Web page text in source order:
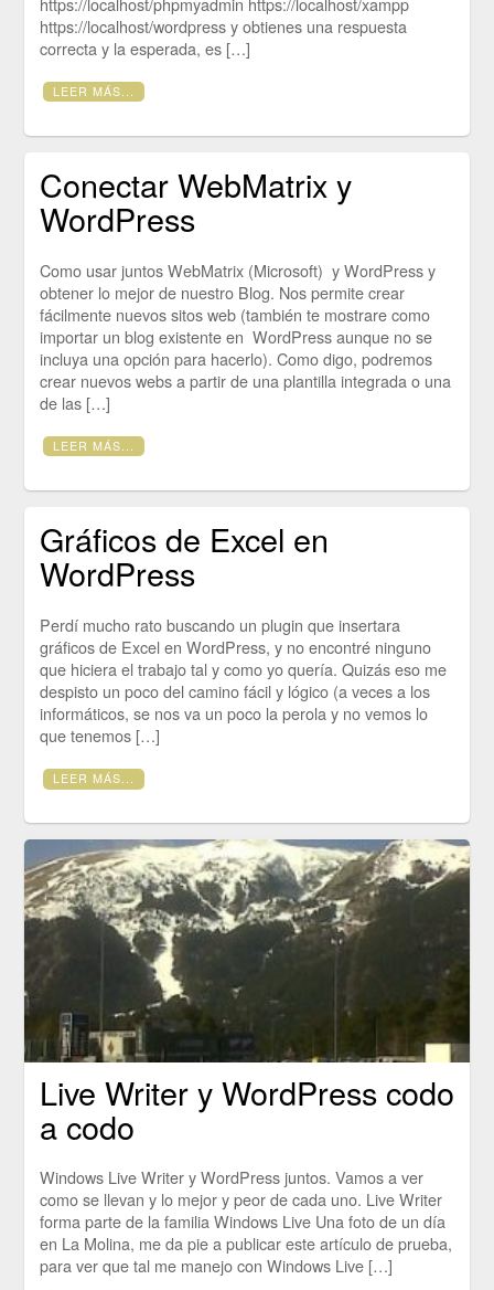
https://localhost/wordpress y obtienes una respuesta
correcta y la esperada, es […]
LEER MÁS...
Conectar WebMatrix y
WordPress
Como usar juntos WebMatrix (Microsoft) y WordPress y
obtener lo mejor de nuestro Blog. Nos permite crear
fácilmente nuevos sitos web (también te mostrare como
importar un blog existente en WordPress aunque no se
incluya una opción para hacerlo). Como digo, podremos
crear nuevos webs a partir de una plantilla integrada o una
de las […]
LEER MÁS...
Gráficos de Excel en
WordPress
Perdí mucho rato buscando un plugin que insertara
gráficos de Excel en WordPress, y no encontré ninguno
que hiciera el trabajo tal y como yo quería. Quizás eso me
despisto un poco del camino fácil y lógico (a veces a los
informáticos, se nos va un poco la perola y no vemos lo
que tenemos […]
LEER MÁS...
Live Writer y WordPress codo
a codo
Windows Live Writer y WordPress juntos. Vamos a ver
como se llevan y lo mejor y peor de cada uno. Live Writer
forma parte de la familia Windows Live Una foto de un día
en La Molina, me da pie a publicar este artículo de prueba,
para ver que tal me manejo con Windows Live […]